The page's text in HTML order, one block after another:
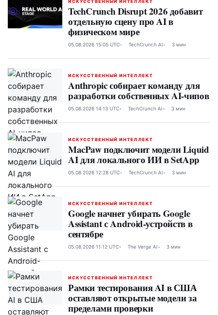
ИСКУССТВЕННЫЙ ИНТЕЛЛЕКТ
TechCrunch Disrupt 2026 добавит
отдельную сцену про AI в
физическом мире
05.08.2026 15:05 UTC TechCrunch AI 3 мин
ИСКУССТВЕННЫЙ ИНТЕЛЛЕКТ
Anthropic собирает команду для
разработки собственных AI-чипов
05.08.2026 14:13 UTC TechCrunch AI 3 мин
ИСКУССТВЕННЫЙ ИНТЕЛЛЕКТ
MacPaw подключит модели Liquid
AI для локального ИИ в SetApp
05.08.2026 12:28 UTC TechCrunch AI 3 мин
ИСКУССТВЕННЫЙ ИНТЕЛЛЕКТ
Google начнет убирать Google
Assistant с Android-устройств в
сентябре
05.08.2026 11:12 UTC The Verge AI 3 мин
ИСКУССТВЕННЫЙ ИНТЕЛЛЕКТ
Рамки тестирования AI в США
оставляют открытые модели за
пределами проверки